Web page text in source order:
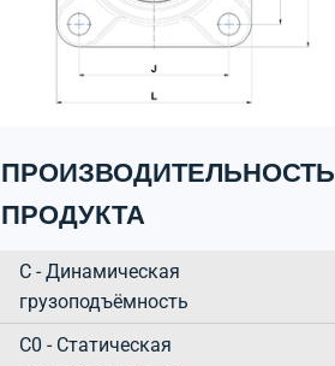
ПРОИЗВОДИТЕЛЬНОСТЬ
ПРОДУКТА
C - Динамическая
грузоподъёмность
C0 - Статическая